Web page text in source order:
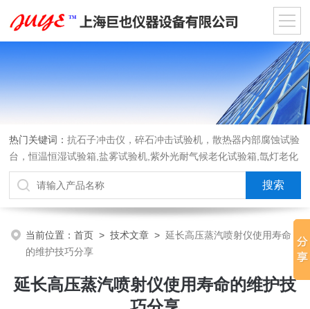
热门关键词：抗石子冲击仪，碎石冲击试验机，散热器内部腐蚀试验
台，恒温恒湿试验箱,盐雾试验机,紫外光耐气候老化试验箱,氙灯老化
试验箱，沙尘试验箱，淋雨试验箱，汽车内饰材料燃烧试验机
当前位置：首页 >技术文章 >延长高压蒸汽喷射仪使用寿命
的维护技巧分享
延长高压蒸汽喷射仪使用寿命的维护技